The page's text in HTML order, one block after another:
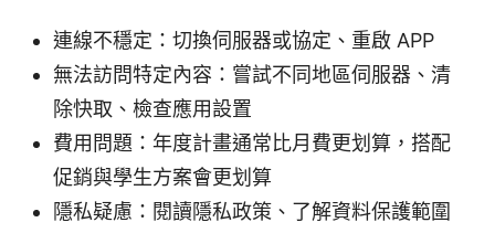
連線不穩定：切換伺服器或協定、重啟 APP
無法訪問特定內容：嘗試不同地區伺服器、清
除快取、檢查應用設置
費用問題：年度計畫通常比月費更划算，搭配
促銷與學生方案會更划算
隱私疑慮：閱讀隱私政策、了解資料保護範圍